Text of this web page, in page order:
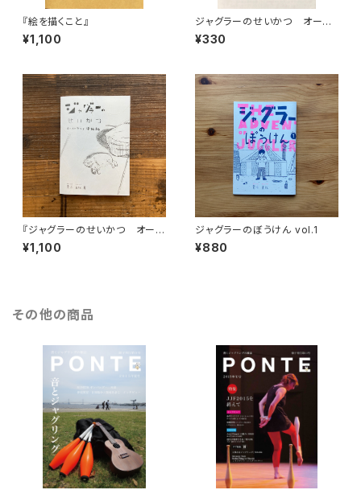
『絵を描くこと』
¥1,100
ジャグラーのせいかつ オース
トラリア旅行前編
¥330
『ジャグラーのせいかつ オース
トラリア準備編』（PONTE BOO
KS）
¥1,100
ジャグラーのぼうけん vol.1
¥880
その他の商品